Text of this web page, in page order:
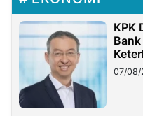
KPK
Miliar
07/